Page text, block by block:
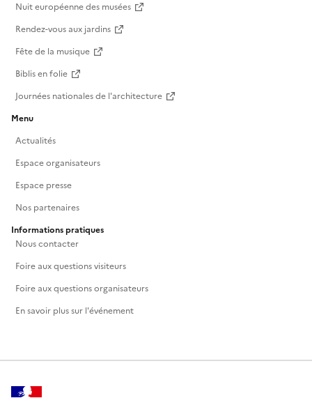
Nuit européenne des musées
Rendez-vous aux jardins
Fête de la musique
Biblis en folie
Journées nationales de l'architecture
Menu
Actualités
Espace organisateurs
Espace presse
Nos partenaires
Informations pratiques
Nous contacter
Foire aux questions visiteurs
Foire aux questions organisateurs
En savoir plus sur l'événement